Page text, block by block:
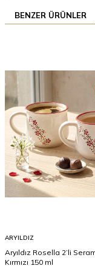
BENZER ÜRÜNLER
ARYILDIZ
Aryıldız Rosella 2’li
Kırmızı 150 ml